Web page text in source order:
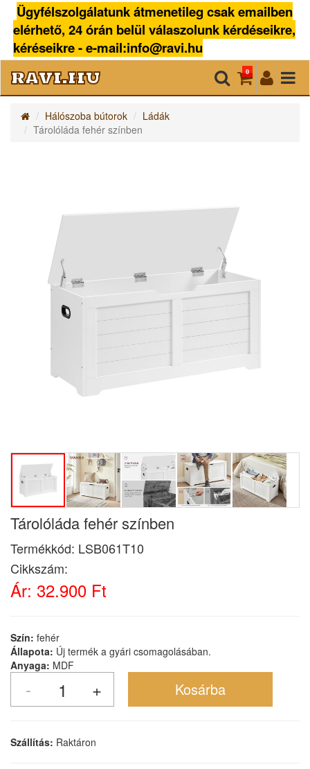
Ügyfélszolgálatunk átmenetileg csak emailben
elérhető, 24 órán belül válaszolunk kérdéseikre,
kéréseikre - e-mail:info@ravi.hu
ravi.hu 0
Hálószoba bútorok
Ládák
Tárolóláda fehér színben
Tárolóláda fehér színben
Termékkód: LSB061T10
Cikkszám:
Ár: 32.900 Ft
Szín: fehér
Állapota: Új termék a gyári csomagolásában.
Anyaga: MDF
Szállítás: Raktáron